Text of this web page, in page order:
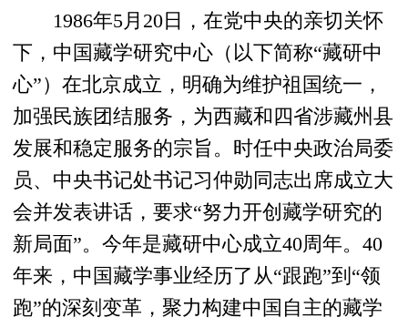
1986年5月20日，在党中央的亲切关怀
下，中国藏学研究中心（以下简称“藏研中
心”）在北京成立，明确为维护祖国统一，
加强民族团结服务，为西藏和四省涉藏州县
发展和稳定服务的宗旨。时任中央政治局委
员、中央书记处书记习仲勋同志出席成立大
会并发表讲话，要求“努力开创藏学研究的
新局面”。今年是藏研中心成立40周年。40
年来，中国藏学事业经历了从“跟跑”到“领
跑”的深刻变革，聚力构建中国自主的藏学